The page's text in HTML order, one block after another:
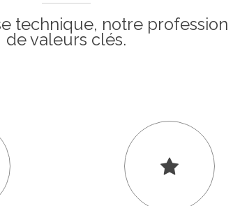
technique, notre
de valeurs clés.